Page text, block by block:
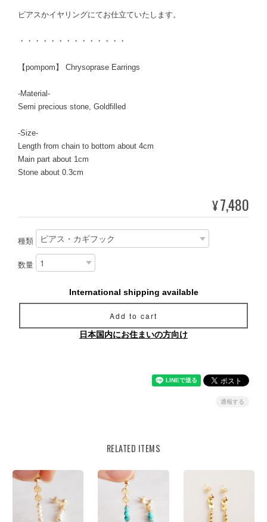
ピアスかイヤリングにてお仕立ていたします。
・・・・・・・・・・・・・・
【pompom】 Chrysoprase Earrings
-Material-
Semi precious stone, Goldfilled
-Size-
Length from chain to bottom about 4cm
Main part about 1cm
Stone about 0.3cm
¥7,480
種類
数量
International shipping available
Add to cart
日本国内にお住まいの方向け
通報する
RELATED ITEMS